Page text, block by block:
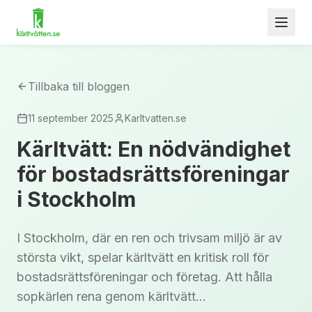
Tillbaka till bloggen
11 september 2025 Karltvatten.se
Kärltvätt: En nödvändighet
för bostadsrättsföreningar
i Stockholm
I Stockholm, där en ren och trivsam miljö är av
största vikt, spelar kärltvätt en kritisk roll för
bostadsrättsföreningar och företag. Att hålla
sopkärlen rena genom kärltvätt...